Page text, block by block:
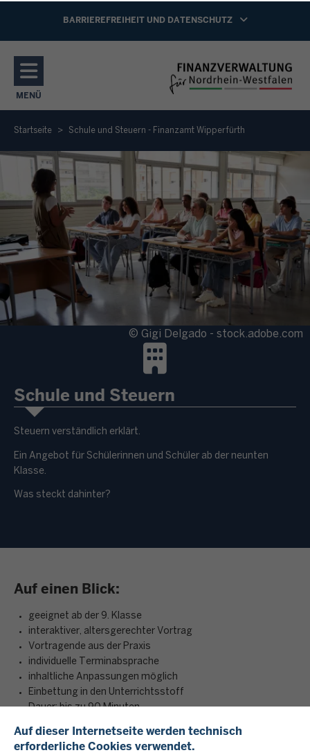
Auf dieser Internetseite werden technisch
erforderliche Cookies verwendet.
Direkt zum Inhalt
NAVIGATION AKTIVIEREN/DEAKTIVIEREN:
BARRIEREFREIHEIT UND DATENSCHUTZ
MENÜ
NAVIGATION AKTIVIEREN/DEAKTIVIEREN: HAUPTMENÜ
Startseite Schule und Steuern - Finanzamt Wipperfürth
Schule und Steuern
Steuern verständlich erklärt.
Ein Angebot für Schülerinnen und Schüler ab der neunten
Klasse.
Was steckt dahinter?
© Gigi Delgado - stock.adobe.com
Auf einen Blick:
geeignet ab der 9. Klasse
interaktiver, altersgerechter Vortrag
Vortragende aus der Praxis
individuelle Terminabsprache
inhaltliche Anpassungen möglich
Einbettung in den Unterrichtsstoff
Dauer: bis zu 90 Minuten